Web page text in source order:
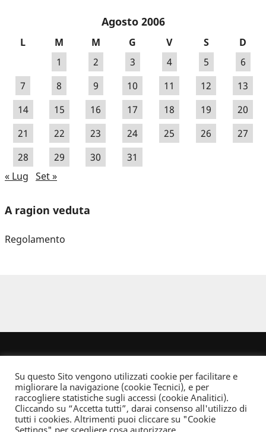
Agosto 2006
L M M G V S
D
1
2 3 4 5
6
7
8 9 10 11 12
13
14
15 16 17 18 19
20
21
22 23 24 25 26
27
28
29 30
31
« Lug Set »
A ragion veduta
Regolamento
Dove non indicato altrimenti quest’opera è distribuita con Licenza
Creative Commons Attribuzione - Non commerciale - Non opere derivate 2.5 Italia
Su questo Sito vengono utilizzati cookie per facilitare e
migliorare la navigazione (cookie Tecnici), e per
raccogliere statistiche sugli accessi (cookie Analitici).
Cliccando su “Accetta tutti”, darai consenso all'utilizzo di
tutti i cookies. Altrimenti puoi cliccare su "Cookie
Settings" per scegliere cosa autorizzare.